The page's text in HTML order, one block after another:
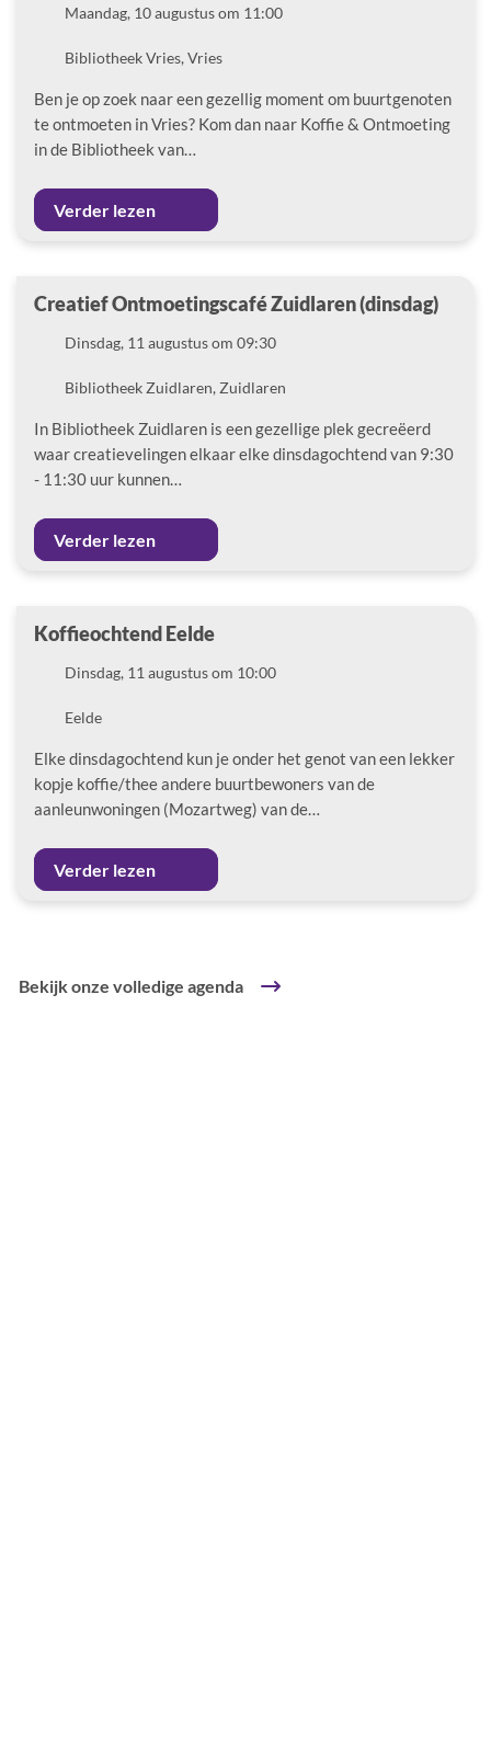
DatumMaandag, 10 augustus om 11:00
LocatieBibliotheek Vries, Vries
Ben je op zoek naar een gezellig moment om buurtgenoten
te ontmoeten in Vries? Kom dan naar Koffie & Ontmoeting
in de Bibliotheek van…
Verder lezen
Creatief Ontmoetingscafé Zuidlaren (dinsdag)
DatumDinsdag, 11 augustus om 09:30
LocatieBibliotheek Zuidlaren, Zuidlaren
In Bibliotheek Zuidlaren is een gezellige plek gecreëerd
waar creatievelingen elkaar elke dinsdagochtend van 9:30
- 11:30 uur kunnen…
Verder lezen
Koffieochtend Eelde
DatumDinsdag, 11 augustus om 10:00
LocatieEelde
Elke dinsdagochtend kun je onder het genot van een lekker
kopje koffie/thee andere buurtbewoners van de
aanleunwoningen (Mozartweg) van de…
Verder lezen
Bekijk onze volledige agenda